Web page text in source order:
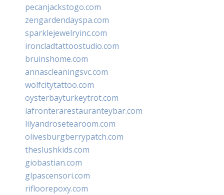
pecanjackstogo.com
zengardendayspa.com
sparklejewelryinc.com
ironcladtattoostudio.com
bruinshome.com
annascleaningsvc.com
wolfcitytattoo.com
oysterbayturkeytrot.com
lafronterarestauranteybar.com
lilyandrosetearoom.com
olivesburgberrypatch.com
theslushkids.com
giobastian.com
glpascensori.com
rifloorepoxy.com